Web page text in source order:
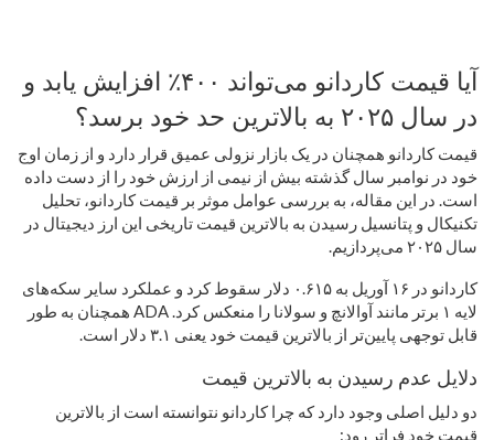
آیا قیمت کاردانو می‌تواند ۴۰۰٪ افزایش یابد و
در سال ۲۰۲۵ به بالاترین حد خود برسد؟
قیمت کاردانو همچنان در یک بازار نزولی عمیق قرار دارد و از زمان اوج
خود در نوامبر سال گذشته بیش از نیمی از ارزش خود را از دست داده
است. در این مقاله، به بررسی عوامل موثر بر قیمت کاردانو، تحلیل
تکنیکال و پتانسیل رسیدن به بالاترین قیمت تاریخی این ارز دیجیتال در
سال ۲۰۲۵ می‌پردازیم.
کاردانو در ۱۶ آوریل به ۰.۶۱۵ دلار سقوط کرد و عملکرد سایر سکه‌های
لایه ۱ برتر مانند آوالانچ و سولانا را منعکس کرد. ADA همچنان به طور
قابل توجهی پایین‌تر از بالاترین قیمت خود یعنی ۳.۱ دلار است.
دلایل عدم رسیدن به بالاترین قیمت
دو دلیل اصلی وجود دارد که چرا کاردانو نتوانسته است از بالاترین
قیمت خود فراتر رود: